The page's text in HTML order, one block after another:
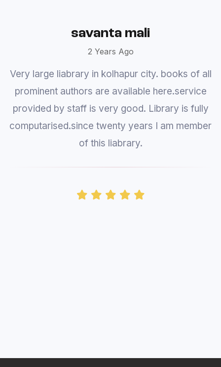
Prajakta
3 Years Ago
Library provides books and you can't actually
go inside and look at books and select one.
Computer searching is very slow. It takes you
ages to find one book and author. A system
update is a must.